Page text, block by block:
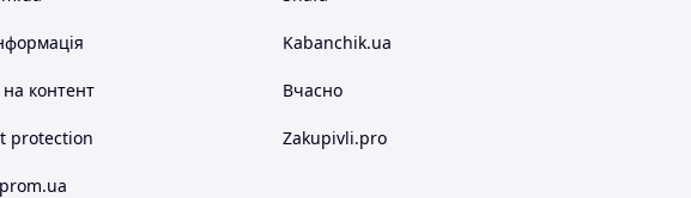
контент
protection
Kabanchik.ua
Вчасно
Zakupivli.pro